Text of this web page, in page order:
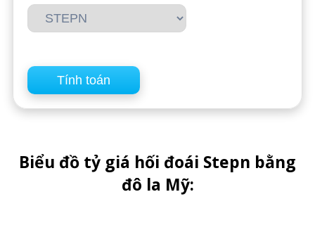
Biểu đồ tỷ giá hối đoái Stepn bằng
đô la Mỹ: